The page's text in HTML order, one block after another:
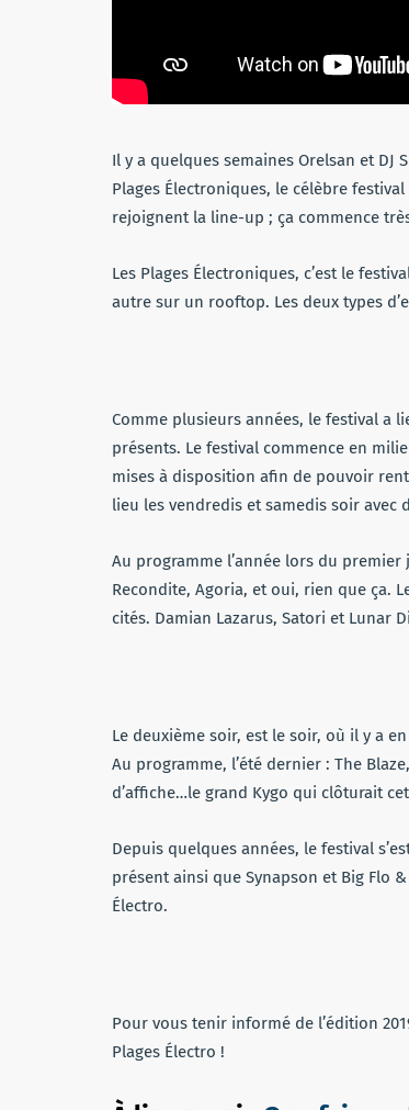
Il y a quelques semaines Orelsan et DJ
Plages Électroniques, le célèbre
rejoignent la line-up ; ça commence
Les Plages Électroniques, c’est le
autre sur un rooftop. Les deux types
Comme plusieurs années, le festival a
présents. Le festival commence en
mises à disposition afin de pouvoir
lieu les vendredis et samedis soir
Au programme l’année lors du
Recondite, Agoria, et oui, rien que ça.
cités. Damian Lazarus, Satori et Lunar
Le deuxième soir, est le soir, où il y a
Au programme, l’été dernier : The
d’affiche…le grand Kygo qui clôturait
Depuis quelques années, le festival
présent ainsi que Synapson et Big Flo
Électro.
Pour vous tenir informé de l’édition
Plages Électro !